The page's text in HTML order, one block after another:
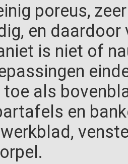
poreus,
en daardoor
is niet of
toe als
en